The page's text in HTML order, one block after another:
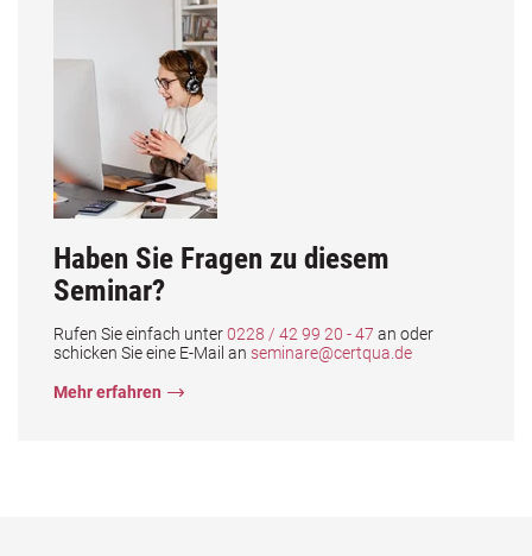
Haben Sie Fragen zu diesem
Seminar?
Rufen Sie einfach unter0228 / 42 99 20 - 47 an oder
schicken Sie eine E-Mail an seminare@certqua.de
Mehr erfahren